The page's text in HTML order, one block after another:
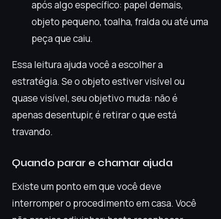
após algo específico: papel demais,
objeto pequeno, toalha, fralda ou até uma
peça que caiu.
Essa leitura ajuda você a escolher a
estratégia. Se o objeto estiver visível ou
quase visível, seu objetivo muda: não é
apenas desentupir, é retirar o que está
travando.
Quando parar e chamar ajuda
Existe um ponto em que você deve
interromper o procedimento em casa. Você